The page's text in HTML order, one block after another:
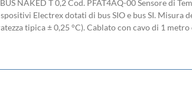
BUS NAKED T 0,2 Cod. PFAT4AQ-00 Sensore di
Electrex dotati di bus SIO e bus SI. Misura
tipica ± 0,25 °C). Cablato con cavo di 1